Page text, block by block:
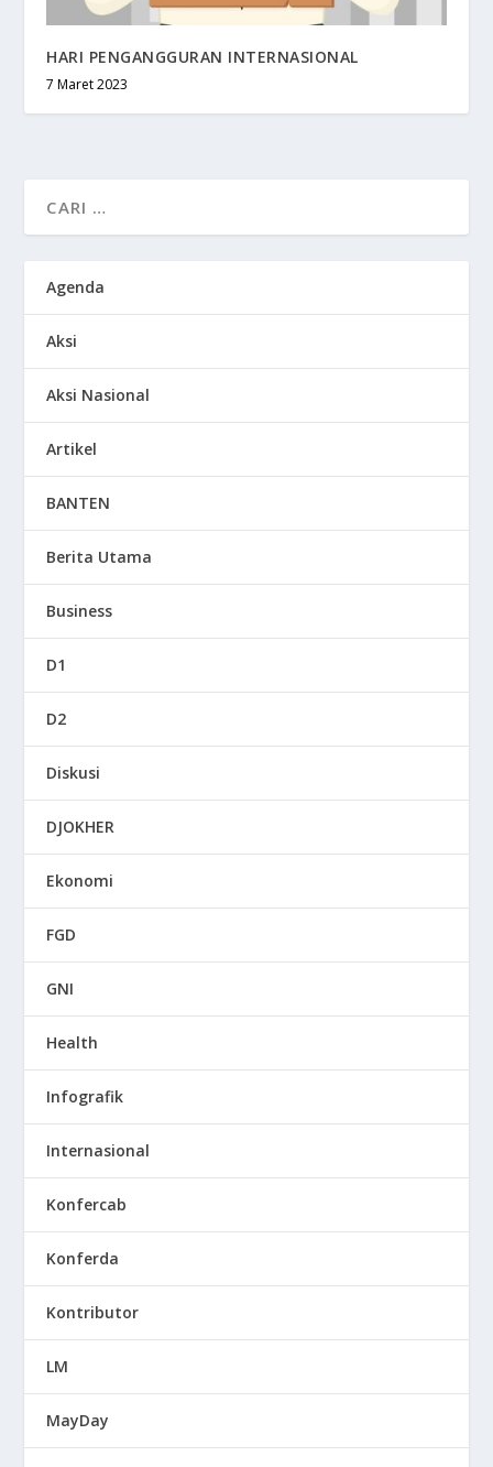
HARI PENGANGGURAN INTERNASIONAL
7 Maret 2023
Agenda
Aksi
Aksi Nasional
Artikel
BANTEN
Berita Utama
Business
D1
D2
Diskusi
DJOKHER
Ekonomi
FGD
GNI
Health
Infografik
Internasional
Konfercab
Konferda
Kontributor
LM
MayDay